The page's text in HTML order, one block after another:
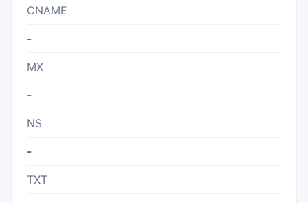
CNAME
-
MX
-
NS
-
TXT